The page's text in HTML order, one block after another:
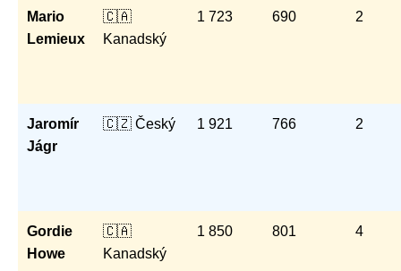
Mario
Lemieux
🇨🇦
Kanadský
1 723 690 2
Jaromír
Jágr
🇨🇿 Český 1 921 766 2
Gordie
Howe
🇨🇦
Kanadský
1 850 801 4